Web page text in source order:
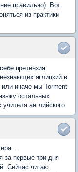
правильно). Вот
из практики
претензия.
аглицкий в
или иначе мы Torment
остальных
английского.
за первые три дня
Сейчас читаю